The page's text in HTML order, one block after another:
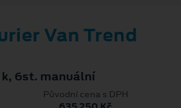
Van Trend
6st. manuální
Původní cena s DPH